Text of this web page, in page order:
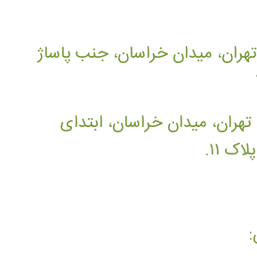
میدان خراسان، جنب پاساژ
میدان خراسان، ابتدای
۱۱.